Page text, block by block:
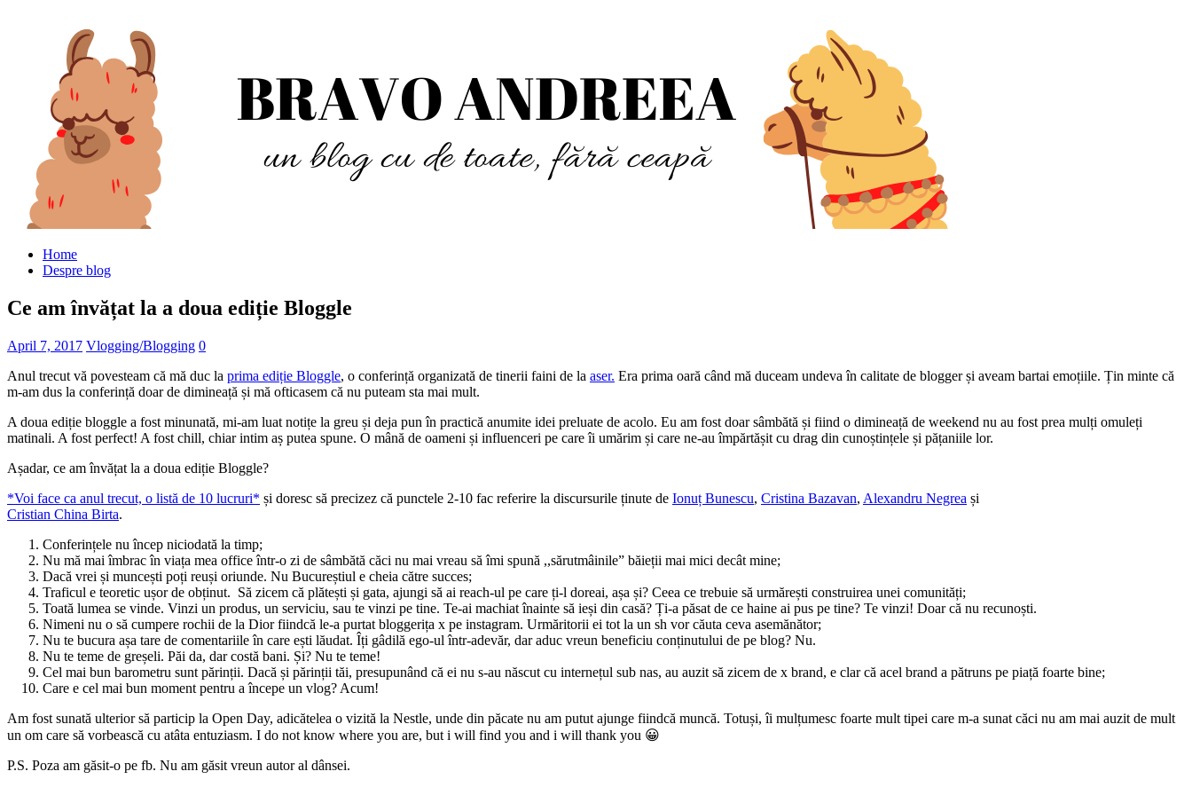
Home
Despre blog
Ce am învățat la a doua ediție Bloggle
April 7, 2017 Vlogging/Blogging 0
Anul trecut vă povesteam că mă duc la prima ediție Bloggle, o conferință organizată de tinerii faini de la aser. Era prima oară când mă duceam undeva în calitate de blogger și aveam bartai emoțiile. Țin minte că
m-am dus la conferință doar de dimineață și mă ofticasem că nu puteam sta mai mult.
A doua ediție bloggle a fost minunată, mi-am luat notițe la greu și deja pun în practică anumite idei preluate de acolo. Eu am fost doar sâmbătă și fiind o dimineață de weekend nu au fost prea mulți omuleți
matinali. A fost perfect! A fost chill, chiar intim aș putea spune. O mână de oameni și influenceri pe care îi umărim și care ne-au împărtășit cu drag din cunoștințele și pățaniile lor.
Așadar, ce am învățat la a doua ediție Bloggle?
*Voi face ca anul trecut, o listă de 10 lucruri* și doresc să precizez că punctele 2-10 fac referire la discursurile ținute de Ionuț Bunescu, Cristina Bazavan, Alexandru Negrea și
Cristian China Birta.
Conferințele nu încep niciodată la timp;
Nu mă mai îmbrac în viața mea office într-o zi de sâmbătă căci nu mai vreau să îmi spună ,,sărutmâinile” băieții mai mici decât mine;
Dacă vrei și muncești poți reuși oriunde. Nu Bucureștiul e cheia către succes;
Traficul e teoretic ușor de obținut. Să zicem că plătești și gata, ajungi să ai reach-ul pe care ți-l doreai, așa și? Ceea ce trebuie să urmărești construirea unei comunități;
Toată lumea se vinde. Vinzi un produs, un serviciu, sau te vinzi pe tine. Te-ai machiat înainte să ieși din casă? Ți-a păsat de ce haine ai pus pe tine? Te vinzi! Doar că nu recunoști.
Nimeni nu o să cumpere rochii de la Dior fiindcă le-a purtat bloggerița x pe instagram. Urmăritorii ei tot la un sh vor căuta ceva asemănător;
Nu te bucura așa tare de comentariile în care ești lăudat. Îți gâdilă ego-ul într-adevăr, dar aduc vreun beneficiu conținutului de pe blog? Nu.
Nu te teme de greșeli. Păi da, dar costă bani. Și? Nu te teme!
Cel mai bun barometru sunt părinții. Dacă și părinții tăi, presupunând că ei nu s-au născut cu internețul sub nas, au auzit să zicem de x brand, e clar că acel brand a pătruns pe piață foarte bine;
Care e cel mai bun moment pentru a începe un vlog? Acum!
Am fost sunată ulterior să particip la Open Day, adicătelea o vizită la Nestle, unde din păcate nu am putut ajunge fiindcă muncă. Totuși, îi mulțumesc foarte mult tipei care m-a sunat căci nu am mai auzit de mult
un om care să vorbească cu atâta entuziasm. I do not know where you are, but i will find you and i will thank you 😀
P.S. Poza am găsit-o pe fb. Nu am găsit vreun autor al dânsei.